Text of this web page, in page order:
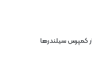
سیلندرها